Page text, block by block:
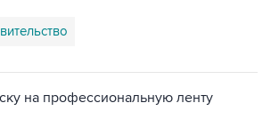
на профессиональную ленту